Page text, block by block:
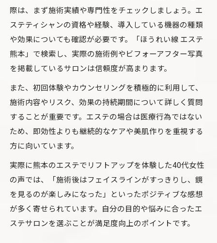
際は、まず施術実績や専門性をチェックしましょう。エ
ステティシャンの資格や経験、導入している機器の種類
や効果についても確認が必要です。「ほうれい線 エステ
熊本」で検索し、実際の施術例やビフォーアフター写真
を掲載しているサロンは信頼度が高まります。
また、初回体験やカウンセリングを積極的に利用して、
施術内容やリスク、効果の持続期間について詳しく質問
することが重要です。エステの場合は医療行為ではない
ため、即効性よりも継続的なケアや美肌作りを重視する
方に向いています。
実際に熊本のエステでリフトアップを体験した40代女性
の声では、「施術後はフェイスラインがすっきりし、鏡
を見るのが楽しみになった」といったポジティブな感想
が多く寄せられています。自分の目的や悩みに合ったエ
ステサロンを選ぶことが満足度向上のポイントです。